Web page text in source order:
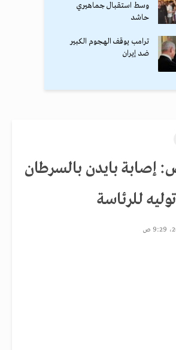
وسط استقبال جماهيري
حاشد
ترامب يوقف الهجوم الكبير
ضد إيران
إصابة بايدن بالسرطان
للرئاسة